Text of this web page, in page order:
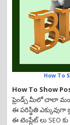
How To
How To Show
ఫ్రెండ్స్ మీలో చాలా
ఈ పరిస్థితి ఎక్కువుగా
ఈ టెంప్లేట్ లు SEO